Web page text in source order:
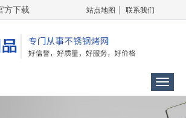
方下载 站点地图 联系我们
Menu